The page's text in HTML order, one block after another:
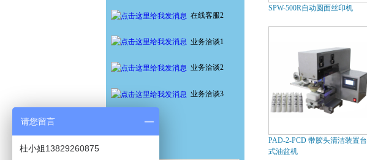
在线客服2
业务洽谈1
业务洽谈2
业务洽谈3
SPW-500R自动圆面丝印机
PAD-2-PCD 带胶头清洁装置台
式油盆机
请您留言
杜小姐13829260875